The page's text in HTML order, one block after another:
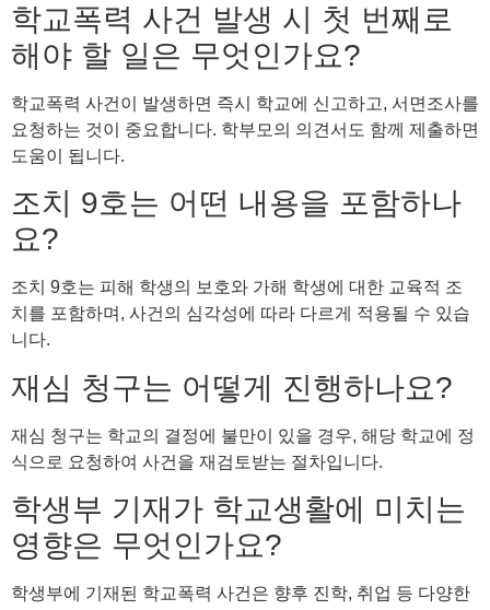
학교폭력 사건 발생 시 첫 번째로
해야 할 일은 무엇인가요?
학교폭력 사건이 발생하면 즉시 학교에 신고하고, 서면조사를
요청하는 것이 중요합니다. 학부모의 의견서도 함께 제출하면
도움이 됩니다.
조치 9호는 어떤 내용을 포함하나
요?
조치 9호는 피해 학생의 보호와 가해 학생에 대한 교육적 조
치를 포함하며, 사건의 심각성에 따라 다르게 적용될 수 있습
니다.
재심 청구는 어떻게 진행하나요?
재심 청구는 학교의 결정에 불만이 있을 경우, 해당 학교에 정
식으로 요청하여 사건을 재검토받는 절차입니다.
학생부 기재가 학교생활에 미치는
영향은 무엇인가요?
학생부에 기재된 학교폭력 사건은 향후 진학, 취업 등 다양한